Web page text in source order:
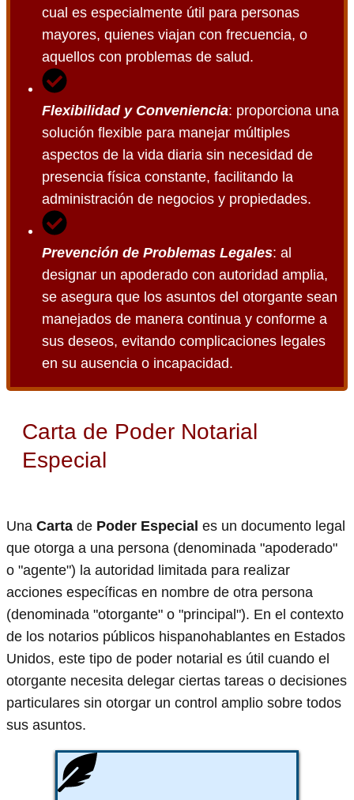
cual es especialmente útil para personas
mayores, quienes viajan con frecuencia, o
aquellos con problemas de salud.
Flexibilidad y Conveniencia: proporciona una
solución flexible para manejar múltiples
aspectos de la vida diaria sin necesidad de
presencia física constante, facilitando la
administración de negocios y propiedades.
Prevención de Problemas Legales: al
designar un apoderado con autoridad amplia,
se asegura que los asuntos del otorgante sean
manejados de manera continua y conforme a
sus deseos, evitando complicaciones legales
en su ausencia o incapacidad.
Carta de Poder Notarial
Especial
Una Carta de Poder Especial es un documento legal
que otorga a una persona (denominada "apoderado"
o "agente") la autoridad limitada para realizar
acciones específicas en nombre de otra persona
(denominada "otorgante" o "principal"). En el contexto
de los notarios públicos hispanohablantes en Estados
Unidos, este tipo de poder notarial es útil cuando el
otorgante necesita delegar ciertas tareas o decisiones
particulares sin otorgar un control amplio sobre todos
sus asuntos.